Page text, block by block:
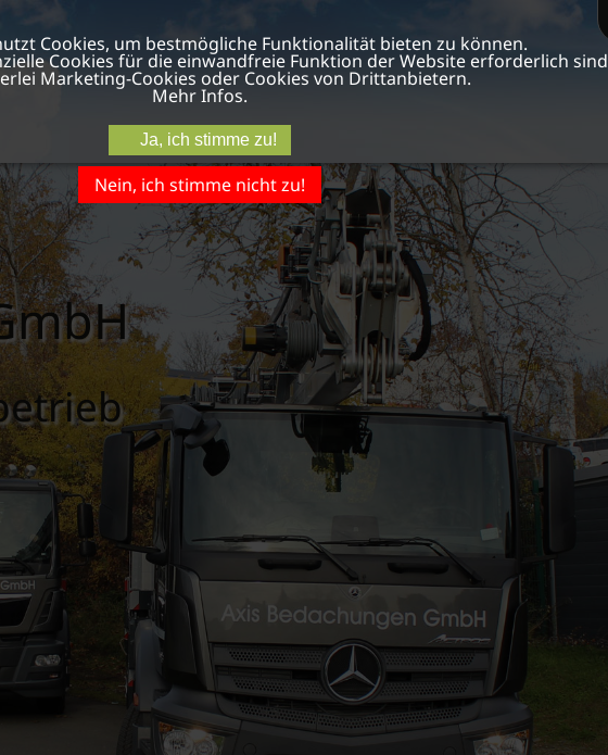
Cookies, um bestmögliche Funktionalität bieten zu können.
Cookies für die einwandfreie Funktion der Website erforderlich sind
Marketing-Cookies oder Cookies von Drittanbietern.
Mehr Infos.
Ja, ich stimme zu!
Nein, ich stimme nicht zu!